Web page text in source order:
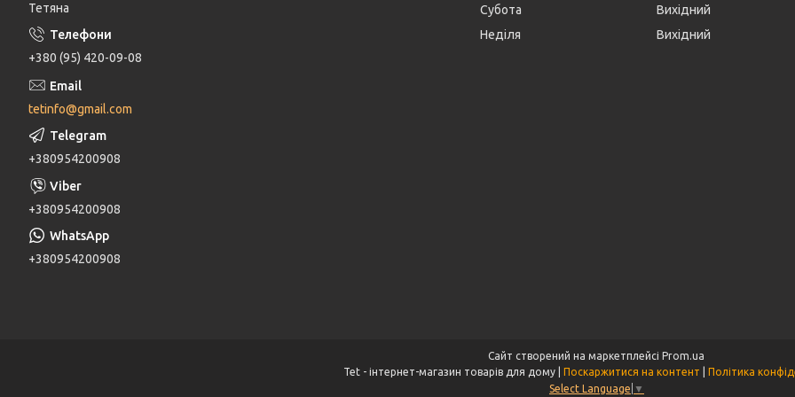
Тетяна
+380 (95) 420-09-08
tetinfo@gmail.com
+380954200908
+380954200908
+380954200908
Субота
Вихідний
Неділя
Вихідний
Сайт створений на маркетплейсі Prom.ua
Поскаржитися на контент
Політика
Select Language ▼